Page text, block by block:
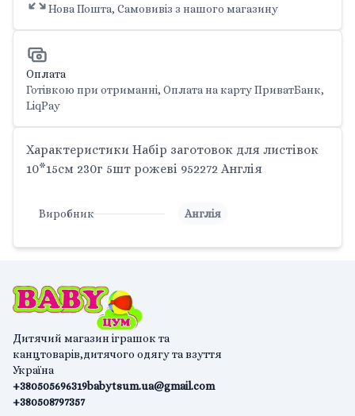
Нова Пошта, Самовивіз з нашого магазину
Оплата
Готівкою при отриманні, Оплата на карту ПриватБанк,
LiqPay
Характеристики Набір заготовок для листівок
10*15см 230г 5шт рожеві 952272 Англія
Виробник Англія
Дитячий магазин іграшок та
канцтоварів,дитячого одягу та взуття
Україна
+380505696319
+380508797357
babytsum.ua@gmail.com